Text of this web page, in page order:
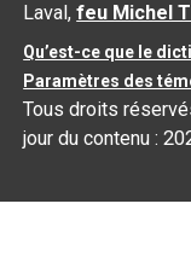
Laval,feu Michel
Qu’est-ce que le
Paramètres des
Tous droits
jour du contenu :